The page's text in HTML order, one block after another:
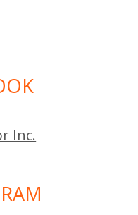
Inc.